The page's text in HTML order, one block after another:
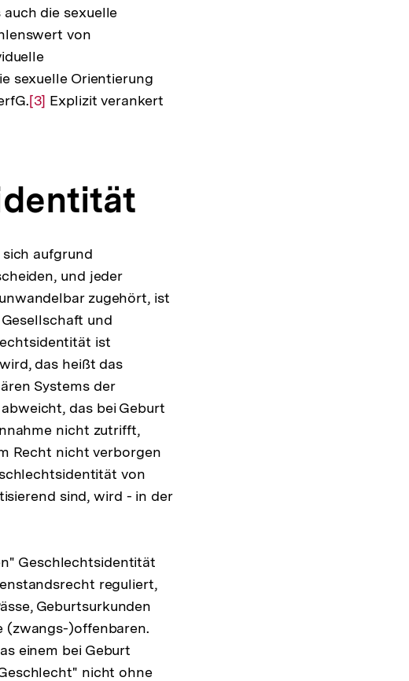
die sexuelle
von
sexuelle Orientierung
Zur
[3] Explizit verankert
aufgrund
und jeder
zugehört, ist
und
ist
das heißt das
Systems der
das bei Geburt
nicht zutrifft,
Recht nicht verborgen
von
sind, wird - in der
Geschlechtsidentität
reguliert,
Geburtsurkunden
(zwangs-)offenbaren.
einem bei Geburt
nicht ohne